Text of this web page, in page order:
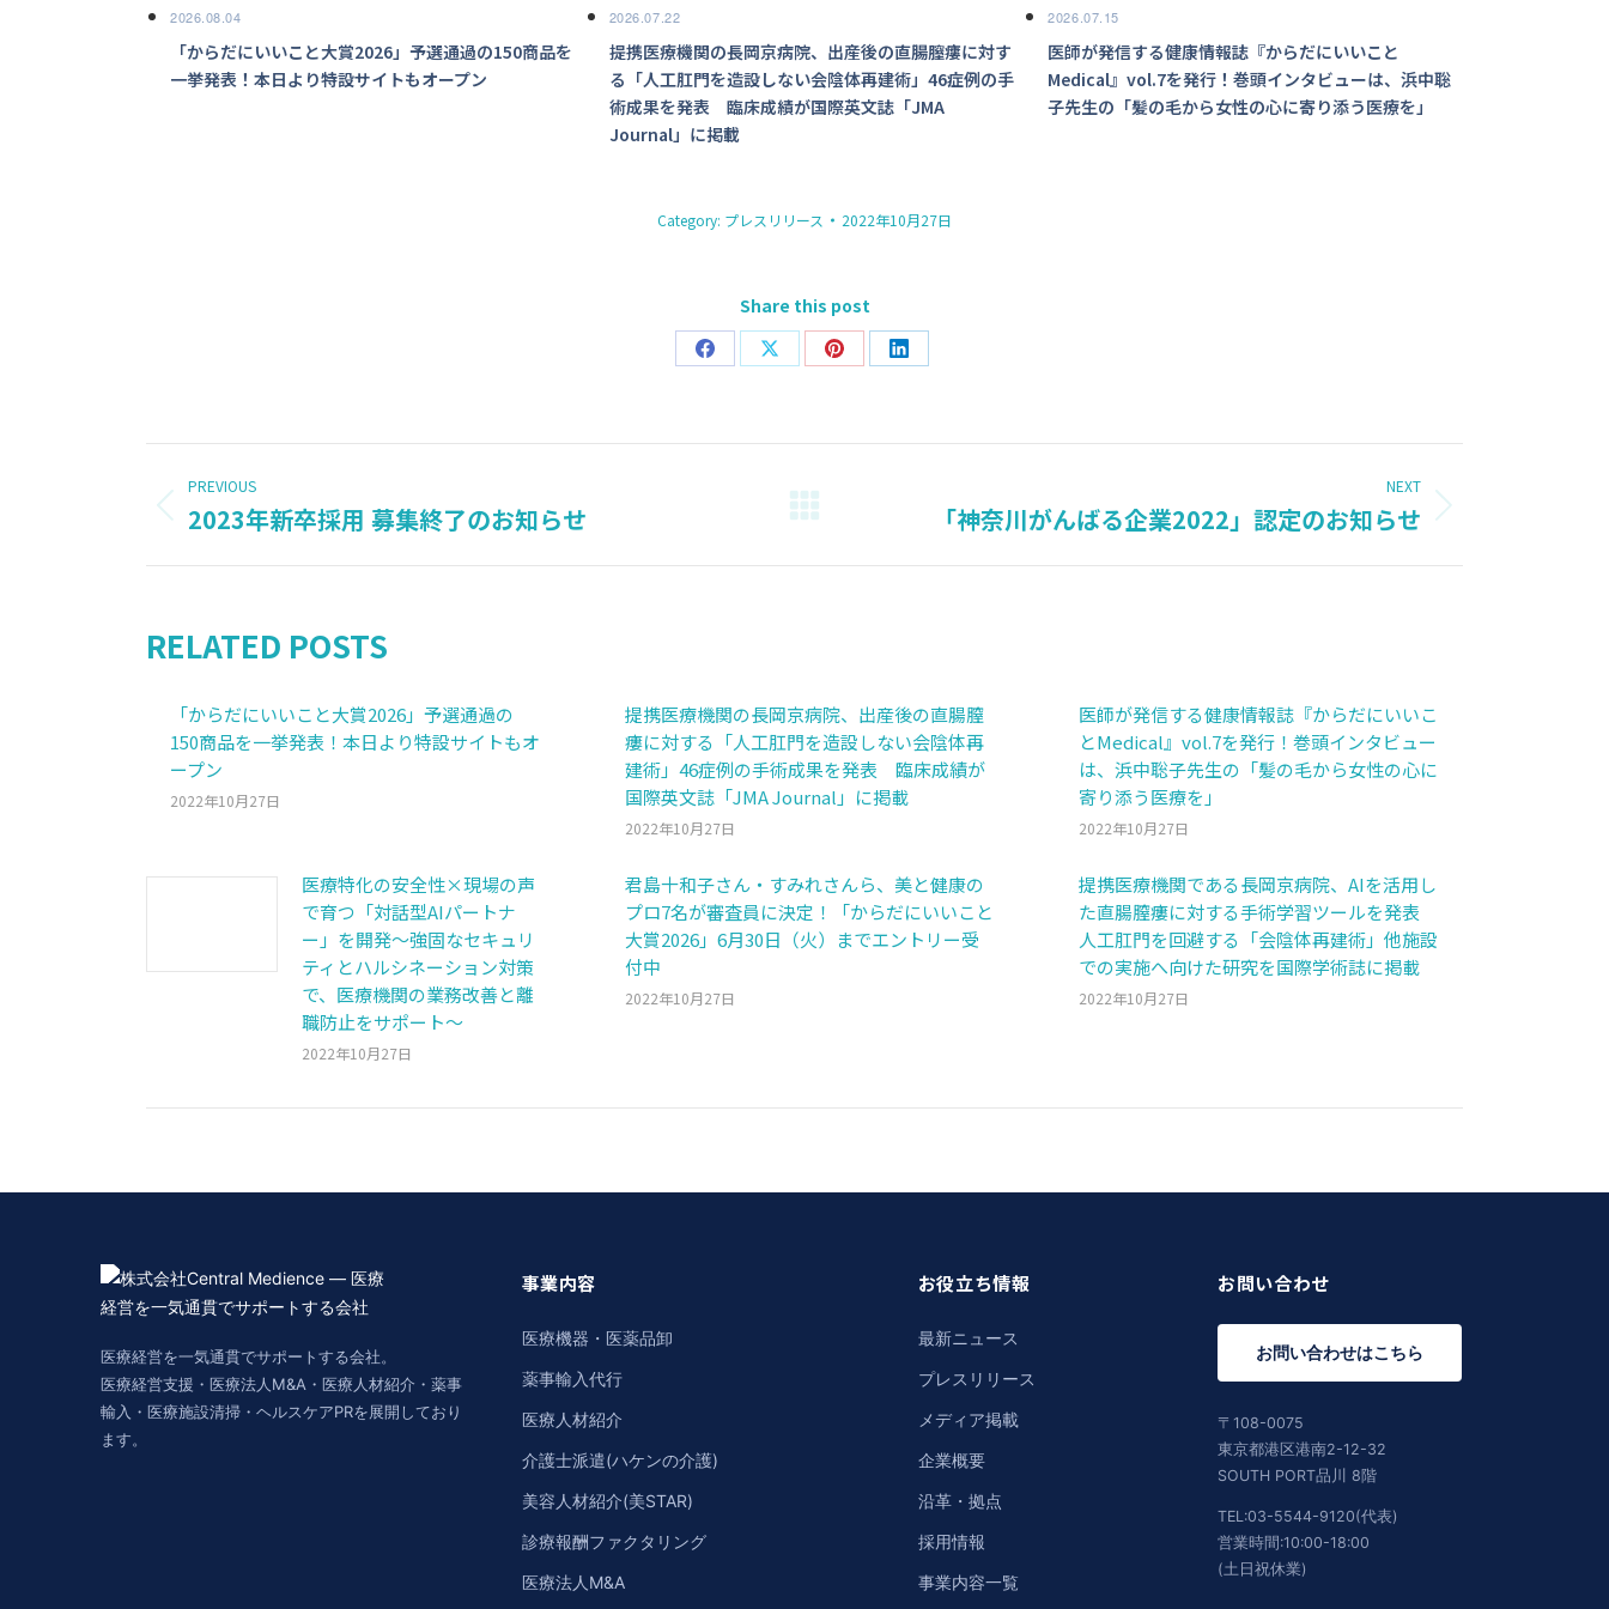
2026.08.04
「からだにいいこと大賞2026」予選通過の150商品を
一挙発表！本日より特設サイトもオープン
2026.07.22
提携医療機関の長岡京病院、出産後の直腸膣瘻に対す
る「人工肛門を造設しない会陰体再建術」46症例の手
術成果を発表 臨床成績が国際英文誌「JMA
Journal」に掲載
2026.07.15
医師が発信する健康情報誌『からだにいいこと
Medical』vol.7を発行！巻頭インタビューは、浜中聡
子先生の「髪の毛から女性の心に寄り添う医療を」
Category: プレスリリース 2022年10月27日
Share this post
Share
Facebook
Share
X
Share
Pinterest
Share
LinkedIn
POST
NAVIGATION
PREVIOUS
Previous
2023年新卒採用 募集終了のお知らせ
NEXT
「神奈川がんばる企業2022」認定のお知らせ
RELATED POSTS
「からだにいいこと大賞2026」予選通過の
150商品を一挙発表！本日より特設サイトもオ
ープン
2022年10月27日
提携医療機関の長岡京病院、出産後の直腸膣
瘻に対する「人工肛門を造設しない会陰体再
建術」46症例の手術成果を発表 臨床成績が
国際英文誌「JMA Journal」に掲載
2022年10月27日
医師が発信する健康情報誌『からだにいいこ
とMedical』vol.7を発行！巻頭インタビュー
は、浜中聡子先生の「髪の毛から女性の心に
寄り添う医療を」
2022年10月27日
医療特化の安全性×現場の声
で育つ「対話型AIパートナ
ー」を開発～強固なセキュリ
ティとハルシネーション対策
で、医療機関の業務改善と離
職防止をサポート～
2022年10月27日
君島十和子さん・すみれさんら、美と健康の
プロ7名が審査員に決定！「からだにいいこと
大賞2026」6月30日（火）までエントリー受
付中
2022年10月27日
提携医療機関である長岡京病院、AIを活用し
た直腸膣瘻に対する手術学習ツールを発表
人工肛門を回避する「会陰体再建術」他施設
での実施へ向けた研究を国際学術誌に掲載
2022年10月27日
医療経営を一気通貫でサポートする会社。
医療経営支援・医療法人M&A・医療人材紹介・薬事
輸入・医療施設清掃・ヘルスケアPRを展開しており
ます。
事業内容
医療機器・医薬品卸
薬事輸入代行
医療人材紹介
介護士派遣(ハケンの介護)
美容人材紹介(美STAR)
診療報酬ファクタリング
医療法人M&A
お役立ち情報
最新ニュース
プレスリリース
メディア掲載
企業概要
沿革・拠点
採用情報
事業内容一覧
お問い合わせ
お問い合わせはこちら
〒108-0075
東京都港区港南2-12-32
SOUTH PORT品川 8階
TEL:03-5544-9120(代表)
営業時間:10:00-18:00
(土日祝休業)